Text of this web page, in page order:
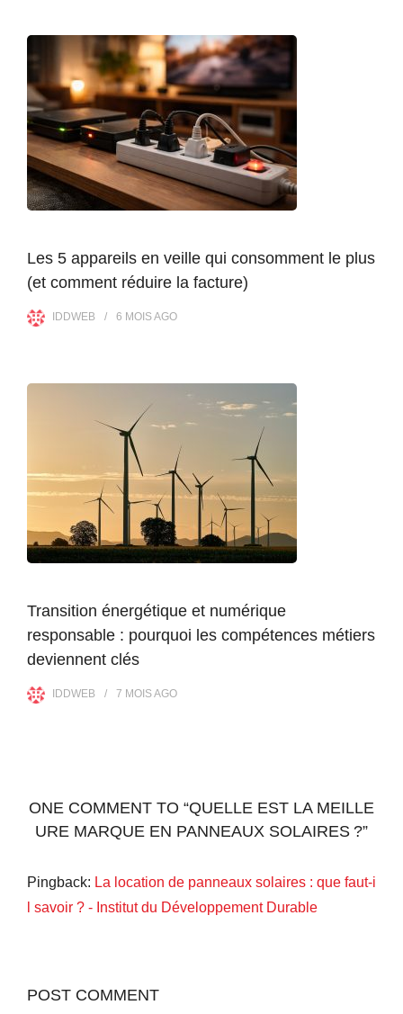
Les 5 appareils en veille qui consomment le plus
(et comment réduire la facture)
IDDWEB 6 MOISAGO
Transition énergétique et numérique
responsable : pourquoi les compétences métiers
deviennent clés
IDDWEB 7 MOISAGO
ONE COMMENT TO “QUELLE EST LA MEILLE
URE MARQUE EN PANNEAUX SOLAIRES ?”
Pingback: La location de panneaux solaires : que faut-i
l savoir ? - Institut du Développement Durable
POST COMMENT